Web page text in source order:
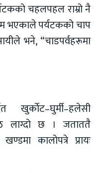
चहलपहल राम्रो नै
भएकाले पर्यटकको चाप
भने, “चाडपर्वहरूमा
खुर्काेट–घुर्मी–हलेसी
लाग्दो छ । जताततै
कालोपत्रे प्रायः